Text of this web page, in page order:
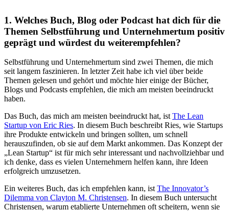
1. Welches Buch, Blog oder Podcast hat dich für die
Themen Selbstführung und Unternehmertum positiv
geprägt und würdest du weiterempfehlen?
Selbstführung und Unternehmertum sind zwei Themen, die mich
seit langem faszinieren. In letzter Zeit habe ich viel über beide
Themen gelesen und gehört und möchte hier einige der Bücher,
Blogs und Podcasts empfehlen, die mich am meisten beeindruckt
haben.
Das Buch, das mich am meisten beeindruckt hat, ist The Lean
Startup von Eric Ries. In diesem Buch beschreibt Ries, wie Startups
ihre Produkte entwickeln und bringen sollten, um schnell
herauszufinden, ob sie auf dem Markt ankommen. Das Konzept der
„Lean Startup“ ist für mich sehr interessant und nachvollziehbar und
ich denke, dass es vielen Unternehmern helfen kann, ihre Ideen
erfolgreich umzusetzen.
Ein weiteres Buch, das ich empfehlen kann, ist The Innovator’s
Dilemma von Clayton M. Christensen. In diesem Buch untersucht
Christensen, warum etablierte Unternehmen oft scheitern, wenn sie